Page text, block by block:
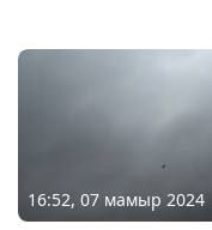
16:52, 07 мамыр 2024